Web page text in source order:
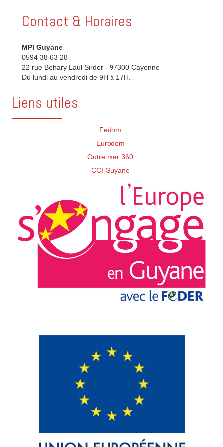
Contact & Horaires
MPI Guyane
0594 38 63 28
22 rue Behary Laul Sirder - 97300 Cayenne
Du lundi au vendredi de 9H à 17H.
Liens utiles
Fedom
Eurodom
Outre mer 360
CCI Guyane